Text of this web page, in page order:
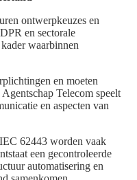
ontwerpkeuzes en
en sectorale
waarbinnen
en moeten
Telecom speelt
en aspecten van
62443 worden vaak
een gecontroleerde
automatisering en